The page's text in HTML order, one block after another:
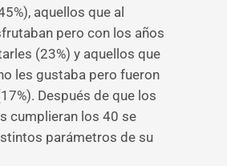
aquellos que al
pero con los años
(23%) y aquellos que
les gustaba pero fueron
Después de que los
cumplieran los 40 se
parámetros de su